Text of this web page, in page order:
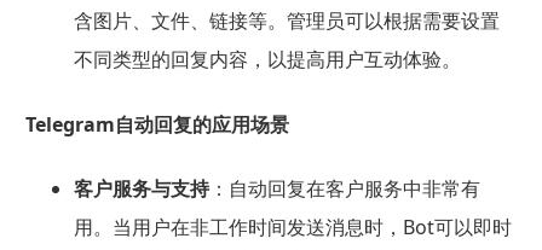
含图片、文件、链接等。管理员可以根据需要设置
不同类型的回复内容，以提高用户互动体验。
Telegram自动回复的应用场景
客户服务与支持：自动回复在客户服务中非常有
用。当用户在非工作时间发送消息时，Bot可以即时